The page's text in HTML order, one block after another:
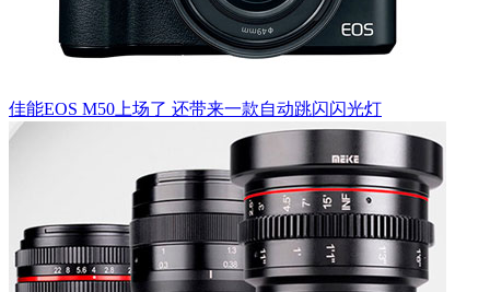
佳能EOS M50上场了 还带来一款自动跳闪闪光灯